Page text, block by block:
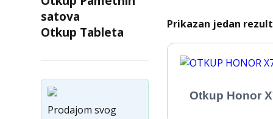
satova
Otkup Tableta
Prodajom svog
Prikazan jedan
Otkup Honor